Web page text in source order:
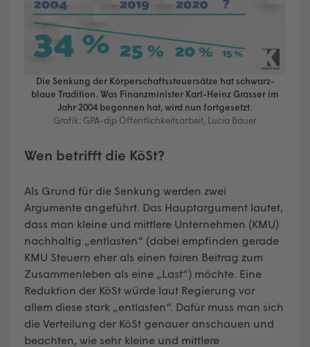
Die Senkung der Körperschaftssteuersätze hat schwarz-
blaue Tradition. Was Finanzminister Karl-Heinz Grasser im
Jahr 2004 begonnen hat, wird nun fortgesetzt.
Grafik: GPA-djp Öffentlichkeitsarbeit, Lucia Bauer
Wen betrifft die KöSt?
Als Grund für die Senkung werden zwei
Argumente angeführt. Das Hauptargument lautet,
dass man kleine und mittlere Unternehmen (KMU)
nachhaltig „entlasten“ (dabei empfinden gerade
KMU Steuern eher als einen fairen Beitrag zum
Zusammenleben als eine „Last“) möchte. Eine
Reduktion der KöSt würde laut Regierung vor
allem diese stark „entlasten“. Dafür muss man sich
die Verteilung der KöSt genauer anschauen und
beachten, wie sehr kleine und mittlere